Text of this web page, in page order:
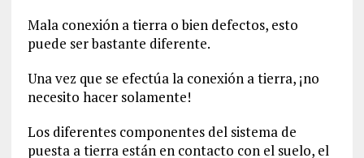
Mala conexión a tierra o bien defectos, esto
puede ser bastante diferente.
Una vez que se efectúa la conexión a tierra, ¡no
necesito hacer solamente!
Los diferentes componentes del sistema de
puesta a tierra están en contacto con el suelo, el